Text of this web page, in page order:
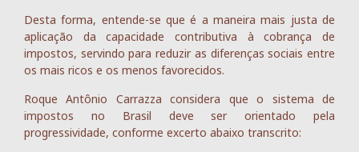
Desta forma, entende-se que é a maneira mais justa de
aplicação da capacidade contributiva à cobrança de
impostos, servindo para reduzir as diferenças sociais entre
os mais ricos e os menos favorecidos.
Roque Antônio Carrazza considera que o sistema de
impostos no Brasil deve ser orientado pela
progressividade, conforme excerto abaixo transcrito: